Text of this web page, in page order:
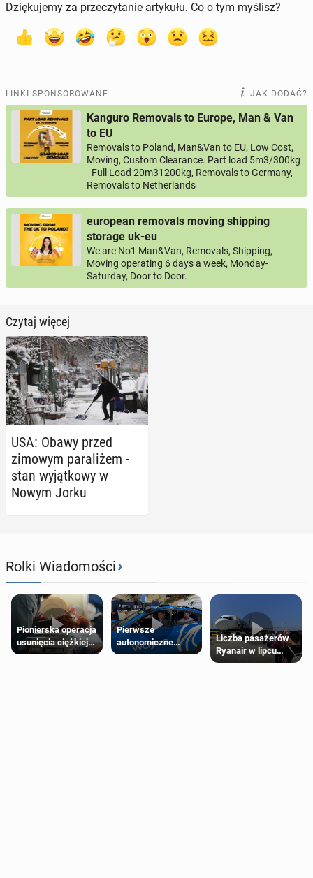
Dziękujemy za przeczytanie artykułu. Co o tym myślisz?
LINKI SPONSOROWANE JAK DODAĆ?
Kanguro Removals to Europe, Man & Van
to EU
Removals to Poland, Man&Van to EU, Low Cost,
Moving, Custom Clearance. Part load 5m3/300kg
- Full Load 20m31200kg, Removals to Germany,
Removals to Netherlands
european removals moving shipping
storage uk-eu
We are No1 Man&Van, Removals, Shipping,
Moving operating 6 days a week, Monday-
Saturday, Door to Door.
Czytaj więcej
USA: Obawy przed
zimowym pa­ra­li­żem -
stan wy­jąt­ko­wy w
Nowym Jorku
Rolki Wiadomości›
Pionierska operacja
usunięcia ciężkiej
wady wrodzonej
Pierwsze
autonomiczne
Ubery pojawią się
Liczba pasażerów
Ryanair w lipcu
pobiła rekord